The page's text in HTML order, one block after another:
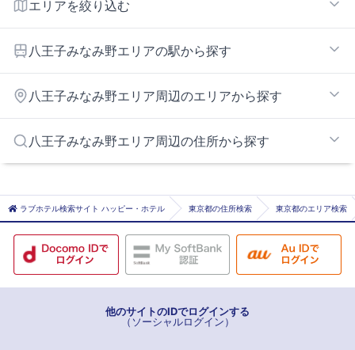
エリアを絞り込む
高尾エリア
八王子みなみ野エリアの駅から探す
高尾
小宮
八王子
八王子みなみ野
片倉
北八王子
八王子みなみ野エリア周辺のエリアから探す
横田基地周辺エリア
八王子みなみ野エリア周辺の住所から探す
町田市
福生市
多摩市
あきる野市
ラブホテル検索サイト ハッピー・ホテル 東京都の住所検索 東京都のエリア検索
他のサイトのIDでログインする
（ソーシャルログイン）